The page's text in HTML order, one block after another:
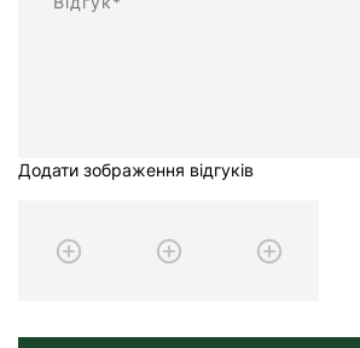
Додати зображення відгуків